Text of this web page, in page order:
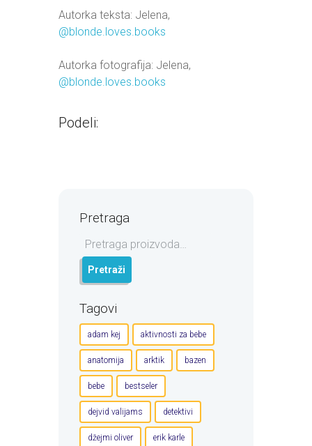
Autorka teksta: Jelena,
@blonde.loves.books
Autorka fotografija: Jelena,
@blonde.loves.books
Podeli:
Pretraga
Pretraga
za:
Pretraži
Tagovi
adam kej aktivnosti za bebe
anatomija arktik bazen
bebe bestseler
dejvid valijams detektivi
džejmi oliver erik karle